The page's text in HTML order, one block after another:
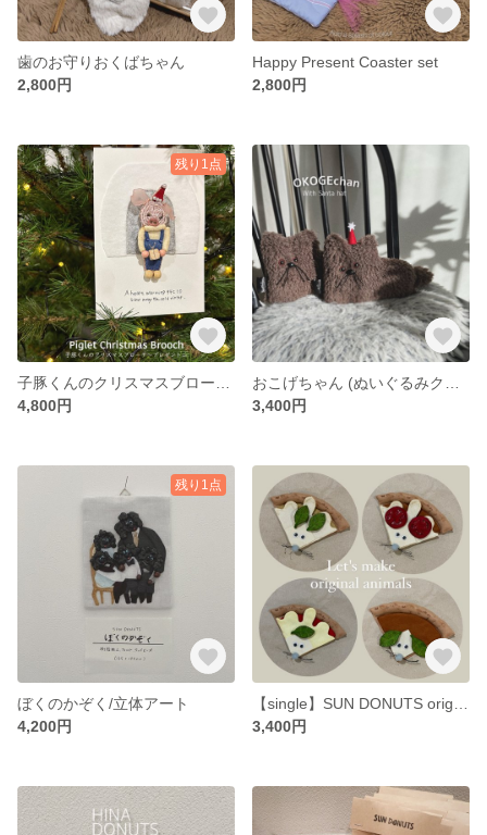
歯のお守りおくばちゃん
2,800円
Happy Present Coaster set
2,800円
残り1点
4,800円
3,400円
残り1点
ぼくのかぞく/立体アート
4,200円
3,400円